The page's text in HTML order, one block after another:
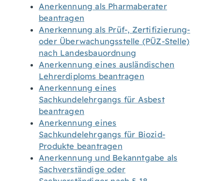
Anerkennung als Pharmaberater
beantragen
Anerkennung als Prüf-, Zertifizierung-
oder Überwachungsstelle (PÜZ-Stelle)
nach Landesbauordnung
Anerkennung eines ausländischen
Lehrerdiploms beantragen
Anerkennung eines
Sachkundelehrgangs für Asbest
beantragen
Anerkennung eines
Sachkundelehrgangs für Biozid-
Produkte beantragen
Anerkennung und Bekanntgabe als
Sachverständige oder